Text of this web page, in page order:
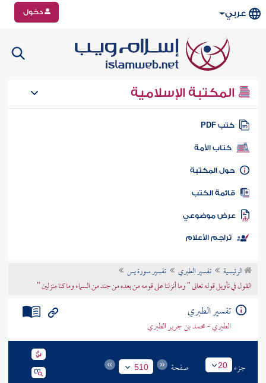
عربي دخول
المكتبة الإسلامية
كتب PDF
كتاب الأمة
المكتبة
الكتب
موضوعي
تراجم الأعلام
الرئيسية تفسير الطبري
تفسير سورة يس
القول في تأويل قوله تعالى " وما أنزلنا على قومه من بعده من جند من السماء وما كنا منزلين "
تفسير الطبري
الطبري - محمد بن جرير الطبري
جزء 20 صفحة 510